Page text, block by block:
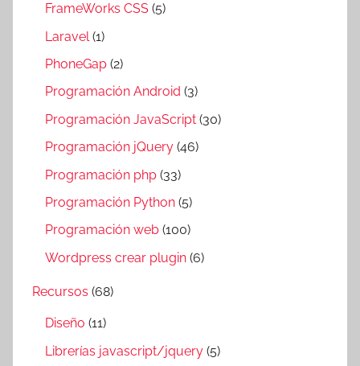
FrameWorks CSS (5)
Laravel (1)
PhoneGap (2)
Programación Android (3)
Programación JavaScript (30)
Programación jQuery (46)
Programación php (33)
Programación Python (5)
Programación web (100)
Wordpress crear plugin (6)
Recursos (68)
Diseño (11)
Librerías javascript/jquery (5)